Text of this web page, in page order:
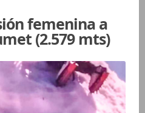
femenina a
(2.579 mts)